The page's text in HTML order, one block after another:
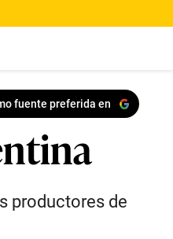
fuente preferida en
productores de